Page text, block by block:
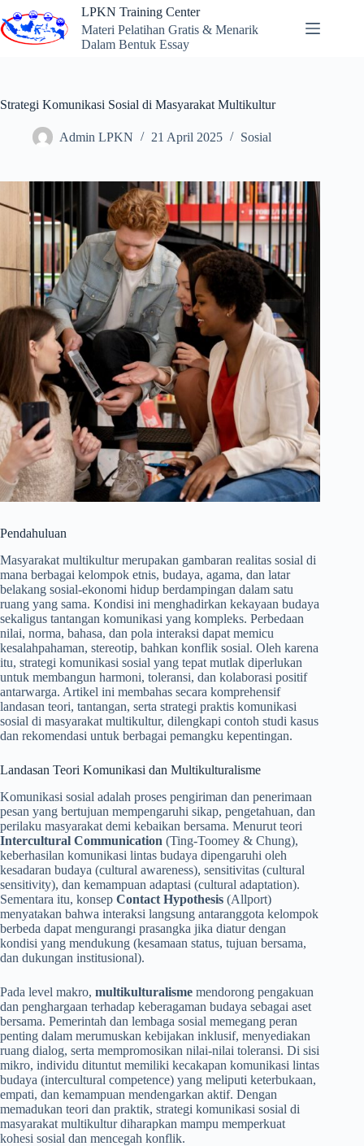
to
content
LPKN Training Center
Materi Pelatihan Gratis & Menarik
Dalam Bentuk Essay
Strategi Komunikasi Sosial di Masyarakat Multikultur
Admin LPKN 21 April 2025 Sosial
Pendahuluan
Masyarakat multikultur merupakan gambaran realitas sosial di
mana berbagai kelompok etnis, budaya, agama, dan latar
belakang sosial-ekonomi hidup berdampingan dalam satu
ruang yang sama. Kondisi ini menghadirkan kekayaan budaya
sekaligus tantangan komunikasi yang kompleks. Perbedaan
nilai, norma, bahasa, dan pola interaksi dapat memicu
kesalahpahaman, stereotip, bahkan konflik sosial. Oleh karena
itu, strategi komunikasi sosial yang tepat mutlak diperlukan
untuk membangun harmoni, toleransi, dan kolaborasi positif
antarwarga. Artikel ini membahas secara komprehensif
landasan teori, tantangan, serta strategi praktis komunikasi
sosial di masyarakat multikultur, dilengkapi contoh studi kasus
dan rekomendasi untuk berbagai pemangku kepentingan.
Landasan Teori Komunikasi dan Multikulturalisme
Komunikasi sosial adalah proses pengiriman dan penerimaan
pesan yang bertujuan mempengaruhi sikap, pengetahuan, dan
perilaku masyarakat demi kebaikan bersama. Menurut teori
Intercultural Communication (Ting-Toomey & Chung),
keberhasilan komunikasi lintas budaya dipengaruhi oleh
kesadaran budaya (cultural awareness), sensitivitas (cultural
sensitivity), dan kemampuan adaptasi (cultural adaptation).
Sementara itu, konsep Contact Hypothesis (Allport)
menyatakan bahwa interaksi langsung antaranggota kelompok
berbeda dapat mengurangi prasangka jika diatur dengan
kondisi yang mendukung (kesamaan status, tujuan bersama,
dan dukungan institusional).
Pada level makro, multikulturalisme mendorong pengakuan
dan penghargaan terhadap keberagaman budaya sebagai aset
bersama. Pemerintah dan lembaga sosial memegang peran
penting dalam merumuskan kebijakan inklusif, menyediakan
ruang dialog, serta mempromosikan nilai-nilai toleransi. Di sisi
mikro, individu dituntut memiliki kecakapan komunikasi lintas
budaya (intercultural competence) yang meliputi keterbukaan,
empati, dan kemampuan mendengarkan aktif. Dengan
memadukan teori dan praktik, strategi komunikasi sosial di
masyarakat multikultur diharapkan mampu memperkuat
kohesi sosial dan mencegah konflik.